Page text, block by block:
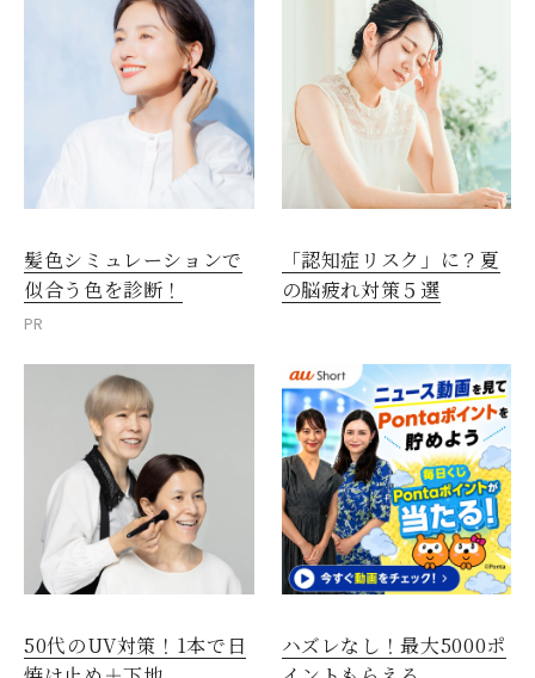
髪色シミュレーションで
似合う色を診断！
PR
「認知症リスク」に？夏
の脳疲れ対策５選
50代のUV対策！1本で日
ハズレなし！最大5000ポ